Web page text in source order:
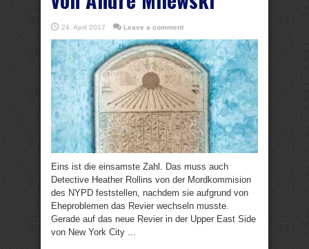
24. April 2017 Leave a comment
Eins ist die einsamste Zahl. Das muss auch
Detective Heather Rollins von der Mordkommision
des NYPD feststellen, nachdem sie aufgrund von
Eheproblemen das Revier wechseln musste.
Gerade auf das neue Revier in der Upper East Side
von New York City ...